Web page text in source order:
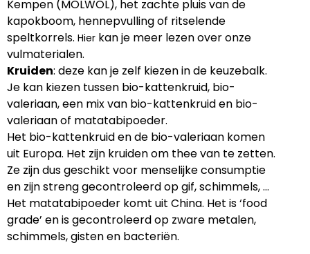
Kempen (MOLWOL), het zachte pluis van de
kapokboom, hennepvulling of ritselende
speltkorrels. Hier kan je meer lezen over onze
vulmaterialen.
Kruiden: deze kan je zelf kiezen in de keuzebalk.
Je kan kiezen tussen bio-kattenkruid, bio-
valeriaan, een mix van bio-kattenkruid en bio-
valeriaan of matatabipoeder.
Het bio-kattenkruid en de bio-valeriaan komen
uit Europa. Het zijn kruiden om thee van te zetten.
Ze zijn dus geschikt voor menselijke consumptie
en zijn streng gecontroleerd op gif, schimmels, …
Het matatabipoeder komt uit China. Het is ‘food
grade’ en is gecontroleerd op zware metalen,
schimmels, gisten en bacteriën.